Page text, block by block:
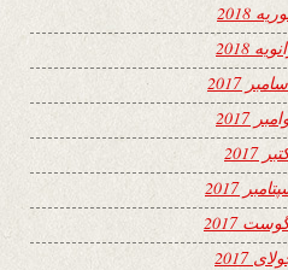
2018
2018
2017
2017
2017
2017
2017
2017